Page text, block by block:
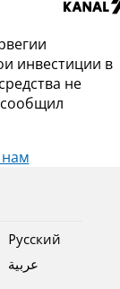
инвестиции в
не
Pусский
عربية